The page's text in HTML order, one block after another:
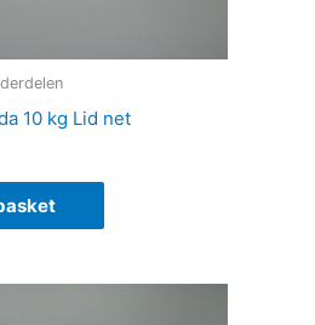
10 kg Lid net